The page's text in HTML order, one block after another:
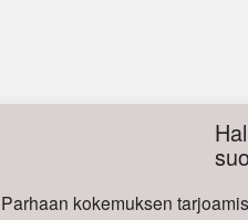
Parhaan kokemuksen